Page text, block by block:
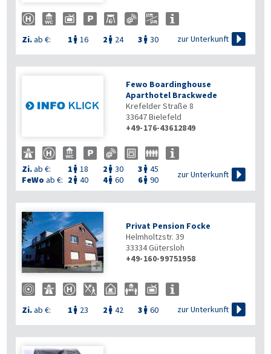
Zi.ab €: 1  16 2  24 3  30 zur Unterkunft 
Fewo Boardinghouse
Aparthotel Brackwede
Krefelder Straße 8
33647Bielefeld
+49-176-43612849
Zi.ab €: 1  18 2  30 3  45
FeWo ab €: 2  40 4 60 6 90
zur Unterkunft 

Privat Pension Focke
Helmholtzstr. 39
33334Gütersloh
+49-160-99751958
Zi.ab €: 1  23 2  42 3  60 zur Unterkunft 